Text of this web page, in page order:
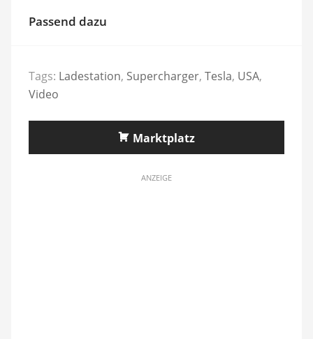
Passend dazu
Tags: Ladestation, Supercharger, Tesla, USA,
Video
Marktplatz
ANZEIGE